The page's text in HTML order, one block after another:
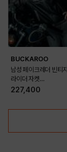
BUCKAROO
남성 페이크레더 빈티지
라이더 자켓
(B261LI121P)
227,400